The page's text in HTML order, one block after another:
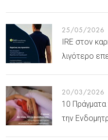
25/05/2026
IRE στον
λιγότερο
20/03/2026
10 Πράγματα
την